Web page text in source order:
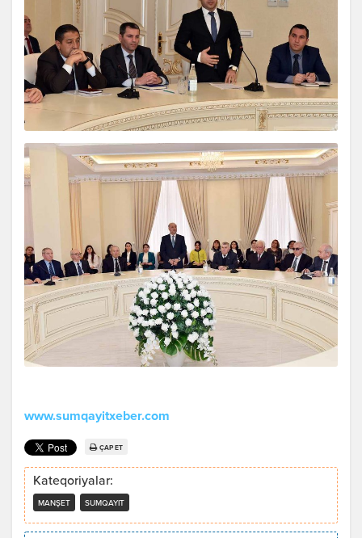
www.sumqayitxeber.com
ÇAP ET
Kateqoriyalar:
MANŞET SUMQAYIT